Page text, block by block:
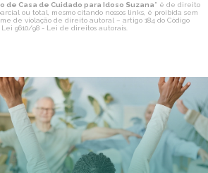
de Casa de Cuidado para Idoso Suzana" é de direito
ou total, mesmo citando nossos links, é proibida sem
de violação de direito autoral – artigo 184 do Código
Lei 9610/98 - Lei de direitos autorais.